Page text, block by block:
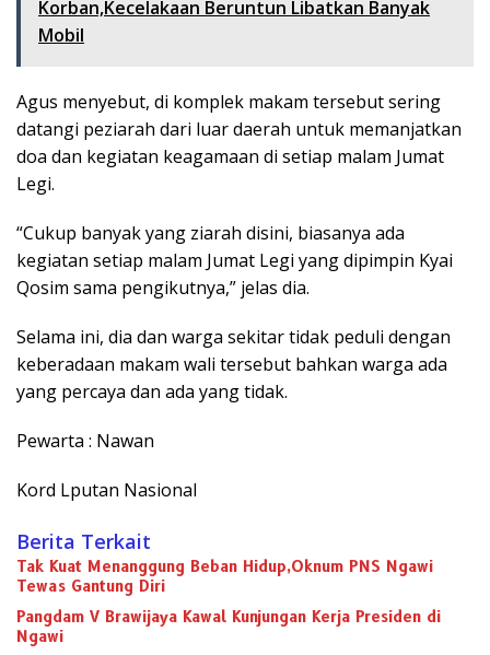
Korban,Kecelakaan Beruntun Libatkan Banyak
Mobil
Agus menyebut, di komplek makam tersebut sering
datangi peziarah dari luar daerah untuk memanjatkan
doa dan kegiatan keagamaan di setiap malam Jumat
Legi.
“Cukup banyak yang ziarah disini, biasanya ada
kegiatan setiap malam Jumat Legi yang dipimpin Kyai
Qosim sama pengikutnya,” jelas dia.
Selama ini, dia dan warga sekitar tidak peduli dengan
keberadaan makam wali tersebut bahkan warga ada
yang percaya dan ada yang tidak.
Pewarta : Nawan
Kord Lputan Nasional
Berita Terkait
Tak Kuat Menanggung Beban Hidup,Oknum PNS Ngawi
Tewas Gantung Diri
Pangdam V Brawijaya Kawal Kunjungan Kerja Presiden di
Ngawi